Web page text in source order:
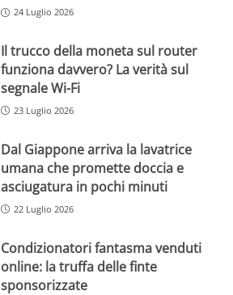
24 Luglio 2026
Il trucco della moneta sul router
funziona davvero? La verità sul
segnale Wi-Fi
23 Luglio 2026
Dal Giappone arriva la lavatrice
umana che promette doccia e
asciugatura in pochi minuti
22 Luglio 2026
Condizionatori fantasma venduti
online: la truffa delle finte
sponsorizzate